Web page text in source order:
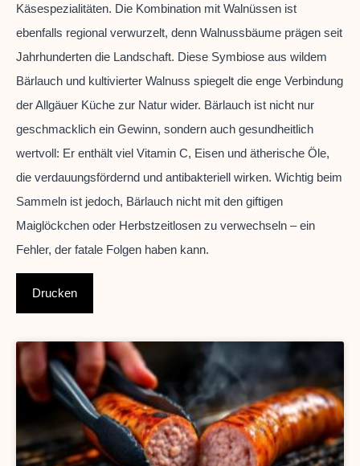
Käsespezialitäten. Die Kombination mit Walnüssen ist
ebenfalls regional verwurzelt, denn Walnussbäume prägen seit
Jahrhunderten die Landschaft. Diese Symbiose aus wildem
Bärlauch und kultivierter Walnuss spiegelt die enge Verbindung
der Allgäuer Küche zur Natur wider. Bärlauch ist nicht nur
geschmacklich ein Gewinn, sondern auch gesundheitlich
wertvoll: Er enthält viel Vitamin C, Eisen und ätherische Öle,
die verdauungsfördernd und antibakteriell wirken. Wichtig beim
Sammeln ist jedoch, Bärlauch nicht mit den giftigen
Maiglöckchen oder Herbstzeitlosen zu verwechseln – ein
Fehler, der fatale Folgen haben kann.
Drucken